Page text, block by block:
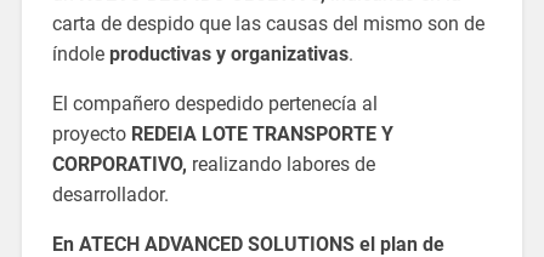
carta de despido que las causas del mismo son de
índole productivas y organizativas.
El compañero despedido pertenecía al
proyecto REDEIA LOTE TRANSPORTE Y
CORPORATIVO, realizando labores de
desarrollador.
En ATECH ADVANCED SOLUTIONS el plan de